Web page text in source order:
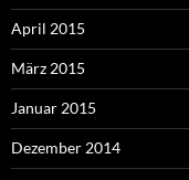
April 2015
März 2015
Januar 2015
Dezember 2014